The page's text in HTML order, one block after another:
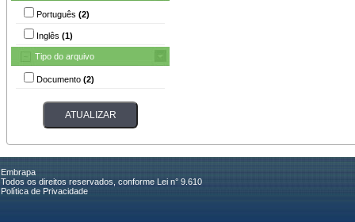
Português (2)
Inglês (1)
Tipo do arquivo
Documento (2)
Embrapa
Todos os direitos reservados, conforme Lei n° 9.610
Política de Privacidade